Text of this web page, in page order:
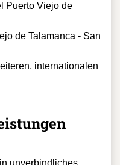
Puerto Viejo de
de Talamanca - San
internationalen